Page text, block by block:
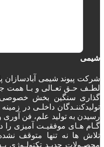
شیمی
شرکت پیوند شیمی
لطـف حـق تعـالی و بـا همت
گذاری سنگین بخش خصوصی،
تولیدکننـدگان داخلـی در
رسیدن به تولید علم، فن
گـام هـای موفقیـت آمیزی
تلاش ها نه تنها متوقف
محصـولات جدیـد تکنولـوژی